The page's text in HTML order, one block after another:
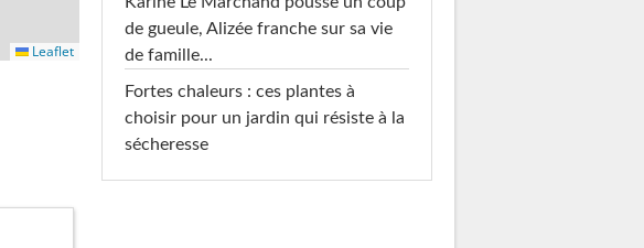
Leaflet
de gueule, Alizée franche sur sa vie
de famille...
Fortes chaleurs : ces plantes à
choisir pour un jardin qui résiste à la
sécheresse